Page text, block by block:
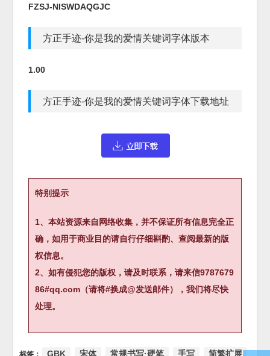
FZSJ-NISWDAQGJC
方正手迹-你是我的爱情关键词字体版本
1.00
方正手迹-你是我的爱情关键词字体下载地址
特别提示
1、本站资源来自网络收集，并不保证所有信息完全正
确，如用于商业目的请自行仔细斟酌、查阅最新的版
权信息。
2、如有侵犯您的版权，请及时联系，请来信9787679
86#qq.com（请将#换成@发送邮件），我们将尽快
处理。
标签： GBK 宋体 常规书写·硬笔 手写 简繁扩展